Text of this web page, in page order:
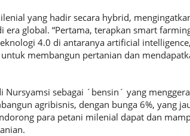
yang hadir secara hybrid,
era global. “Pertama, terapkan smart
4.0 di antaranya artificial
membangun pertanian dan
sebagai ´bensin´ yang
agribisnis, dengan bunga 6%, yang
para petani milenial dapat dan